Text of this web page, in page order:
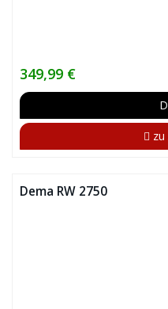
349,99 €
Dema RW 2750